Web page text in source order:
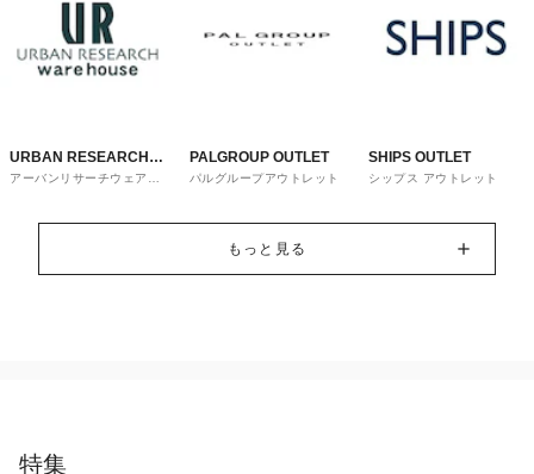
URBAN RESEARCH
ware house
アーバンリサーチウェアハ
PALGROUP OUTLET
パルグループアウトレット
SHIPS OUTLET
シップス アウトレット
もっと見る
特集